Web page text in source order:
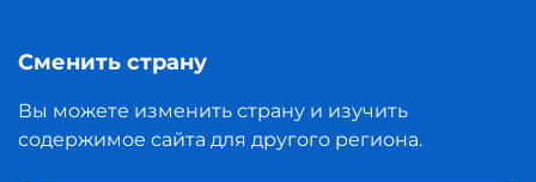
Сменить страну
Вы можете изменить страну и изучить
содержимое сайта для другого региона.